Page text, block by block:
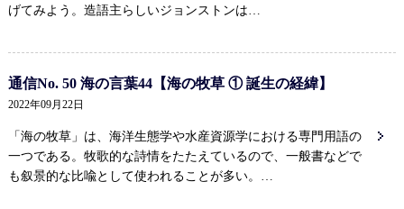
げてみよう。造語主らしいジョンストンは…
通信No. 50 海の言葉44【海の牧草 ① 誕生の経緯】
2022年09月22日
「海の牧草」は、海洋生態学や水産資源学における専門用語の
一つである。牧歌的な詩情をたたえているので、一般書などで
も叙景的な比喩として使われることが多い。…